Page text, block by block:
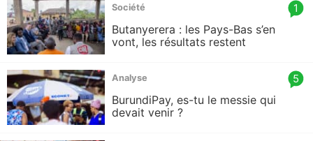
Société
article
1
Butanyerera : les Pays-Bas s’en
vont, les résultats restent
Analyse
article
5
BurundiPay, es-tu le messie qui
devait venir ?